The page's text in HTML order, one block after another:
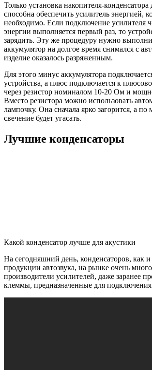
Только установка накопителя-конденсатора
способна обеспечить усилитель энергией,
необходимо. Если подключение усилителя
энергии выполняется первый раз, то
зарядить. Эту же процедуру нужно
аккумулятор на долгое время снимался с
изделие оказалось разряженным.
Для этого минус аккумулятора
устройства, а плюс подключается к
через резистор номиналом 10-20 Ом и
Вместо резистора можно использовать
лампочку. Она сначала ярко загорится, а по
свечение будет угасать.
Лучшие конденсаторы
Какой конденсатор лучше для акустики
На сегодняшний день, конденсаторов, как
продукции автозвука, на рынке очень
производители усилителей, даже заранее
клеммы, предназначенные для подключения